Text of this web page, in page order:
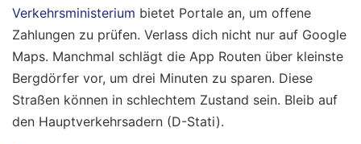
Verkehrsministerium bietet Portale an, um offene
Zahlungen zu prüfen. Verlass dich nicht nur auf Google
Maps. Manchmal schlägt die App Routen über kleinste
Bergdörfer vor, um drei Minuten zu sparen. Diese
Straßen können in schlechtem Zustand sein. Bleib auf
den Hauptverkehrsadern (D-Stati).